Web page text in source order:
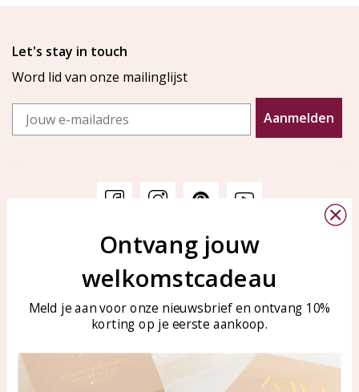
Let's stay in touch
Word lid van onze mailinglijst
Email
Aanmelden
Veelgestelde vragen
Sieraden onderhouden
KAYA Sieraden
Bellen of WhatsApp Ma-Vr
tussen 09:00-17:00
Tel: 0850003187
WhatsApp: 0850003187
klantenservice@kayasierade
Ontvang jouw
welkomstcadeau
Meld je aan voor onze nieuwsbrief en ontvang 10%
korting op je eerste aankoop.